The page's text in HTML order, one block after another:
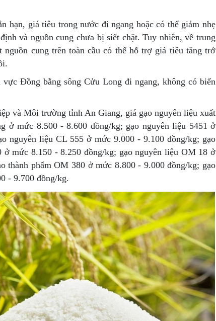
hạn, giá tiêu trong nước đi ngang hoặc có thể giảm nhẹ
và nguồn cung chưa bị siết chặt. Tuy nhiên, về trung
nguồn cung trên toàn cầu có thể hỗ trợ giá tiêu tăng trở
Đồng bằng sông Cửu Long đi ngang, không có biến
và Môi trường tỉnh An Giang, giá gạo nguyên liệu xuất
ở mức 8.500 - 8.600 đồng/kg; gạo nguyên liệu 5451 ở
nguyên liệu CL 555 ở mức 9.000 - 9.100 đồng/kg; gạo
ở mức 8.150 - 8.250 đồng/kg; gạo nguyên liệu OM 18 ở
thành phẩm OM 380 ở mức 8.800 - 9.000 đồng/kg; gạo
- 9.700 đồng/kg.